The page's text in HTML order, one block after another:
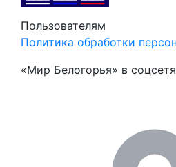
Пользователям
Политика обработки
«Мир Белогорья» в